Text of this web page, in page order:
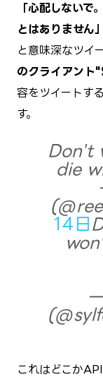
「心配しない
とはありません」
と意味深なツイ
のクライアン
容をツイートす
す。
Don't
die
14日
これはどこか